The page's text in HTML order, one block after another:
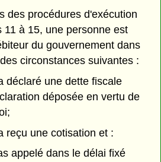
des procédures d'exécution
11 à 15, une personne est
du gouvernement dans
circonstances suivantes :
déclaré une dette fiscale
déposée en vertu de
reçu une cotisation et :
appelé dans le délai fixé